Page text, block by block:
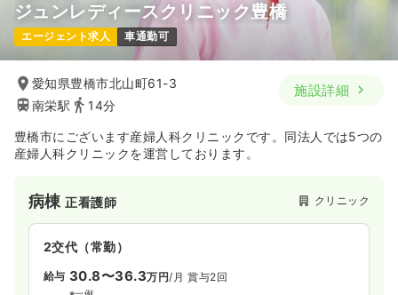
ジュンレディースクリニック豊橋
エージェント求人 車通勤可
愛知県豊橋市北山町61-3
南栄駅
14分
施設詳細
豊橋市にございます産婦人科クリニックです。同法人では5つの
産婦人科クリニックを運営しております。
病棟正看護師 クリニック
2交代（常勤）
給与 30.8〜36.3万円/月 賞与2回
※一例